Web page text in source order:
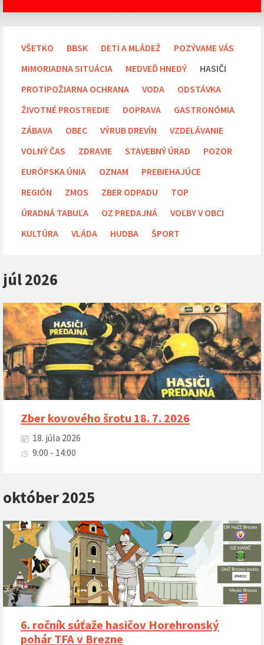
VŠETKO BBSK DETI A MLÁDEŽ
POZÝVAME VÁS
MIMORIADNA SITUÁCIA
MEDVEĎ HNEDÝ
HASIČI
PROTIPOŽIARNA OCHRANA
VODA
ODSTÁVKA
ŽIVOTNÉ PROSTREDIE
DOPRAVA
GASTRONÓMIA
ZÁBAVA
OBEC VÝRUB DREVÍN
VZDELÁVANIE
VOLNÝ ČAS
ZDRAVIE STAVEBNÝ ÚRAD
POZOR
EURÓPSKA ÚNIA
OZNAM
PREBIEHAJÚCE
REGIÓN
ZMOS ZBER ODPADU
TOP
ÚRADNÁ TABUĽA
OZ PREDAJNÁ
VOĽBY V OBCI
KULTÚRA
VLÁDA HUDBA ŠPORT
júl 2026
Zber kovového šrotu 18. 7. 2026
18. júla 2026
9:00 - 14:00
október 2025
6. ročník súťaže hasičov Horehronský
pohár TFA v Brezne